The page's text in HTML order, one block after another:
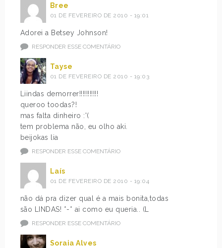
Bree
01 DE FEVEREIRO DE 2010 - 19:01
Adorei a Betsey Johnson!
RESPONDER ESSE COMENTÁRIO
Tayse
01 DE FEVEREIRO DE 2010 - 19:03
Liindas demorrer!!!!!!!!!!!
queroo toodas?!
mas falta dinheiro :'(
tem problema não, eu olho aki.
beijokas lia
RESPONDER ESSE COMENTÁRIO
Laís
01 DE FEVEREIRO DE 2010 - 19:04
não dá pra dizer qual é a mais bonita,todas
são LINDAS! *-* ai como eu queria.. (L
RESPONDER ESSE COMENTÁRIO
Soraia Alves